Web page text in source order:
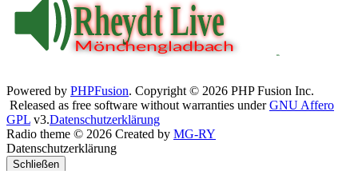
Powered by PHPFusion. Copyright © 2026 PHP Fusion Inc.
Released as free software without warranties underGNU Affero
GPL v3.Datenschutzerklärung
Radio theme © 2026 Created by MG-RY
Datenschutzerklärung
Schließen